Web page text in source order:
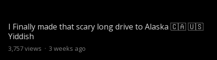
I Finally made that scary long drive to Alaska 🇨🇦 🇺🇸
Yiddish
3,757views · 3 weeks ago